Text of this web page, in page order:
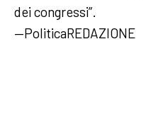
dei congressi”.
—PoliticaREDAZIONE